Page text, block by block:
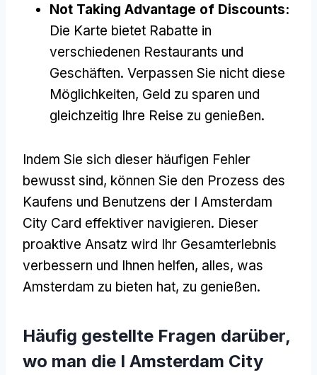
Not Taking Advantage of Discounts:
Die Karte bietet Rabatte in
verschiedenen Restaurants und
Geschäften. Verpassen Sie nicht diese
Möglichkeiten, Geld zu sparen und
gleichzeitig Ihre Reise zu genießen.
Indem Sie sich dieser häufigen Fehler
bewusst sind, können Sie den Prozess des
Kaufens und Benutzens der I Amsterdam
City Card effektiver navigieren. Dieser
proaktive Ansatz wird Ihr Gesamterlebnis
verbessern und Ihnen helfen, alles, was
Amsterdam zu bieten hat, zu genießen.
Häufig gestellte Fragen darüber,
wo man die I Amsterdam City